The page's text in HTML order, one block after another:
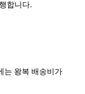
합니다.
는 왕복 배송비가